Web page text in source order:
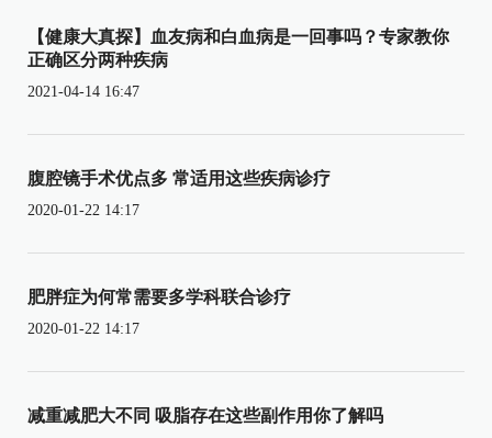
【健康大真探】血友病和白血病是一回事吗？专家教你
正确区分两种疾病
2021-04-14 16:47
腹腔镜手术优点多 常适用这些疾病诊疗
2020-01-22 14:17
肥胖症为何常需要多学科联合诊疗
2020-01-22 14:17
减重减肥大不同 吸脂存在这些副作用你了解吗